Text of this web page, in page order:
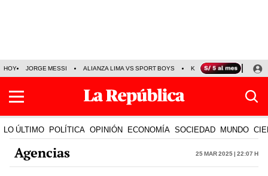
HOY JORGE MESSI ALIANZA LIMA VS SPORT BOYS KENJI FUJIMORI
LO ÚLTIMO POLÍTICA OPINIÓN ECONOMÍA SOCIEDAD MUNDO
Agencias 25 Mar 2025 | 22:07 h